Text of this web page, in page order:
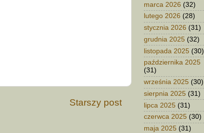
Starszy post
marca 2026 (32)
lutego 2026 (28)
stycznia 2026 (31)
grudnia 2025 (32)
listopada 2025 (30)
października 2025
(31)
września 2025 (30)
sierpnia 2025 (31)
lipca 2025 (31)
czerwca 2025 (30)
maja 2025 (31)